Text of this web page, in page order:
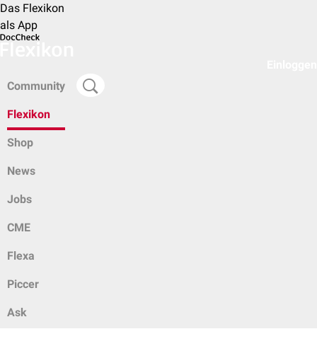
Das Flexikon
als App
Community
Flexikon
Shop
News
Jobs
CME
Flexa
Piccer
Ask